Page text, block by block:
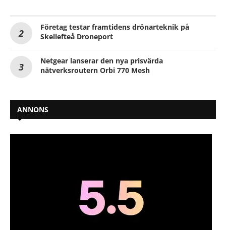
Företag testar framtidens drönarteknik på
Skellefteå Droneport
Netgear lanserar den nya prisvärda
nätverksroutern Orbi 770 Mesh
ANNONS